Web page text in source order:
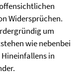
Widersprüchen.
um
wie nebenbei
Hineinfallens in